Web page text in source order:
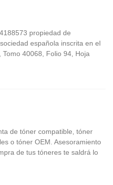
propiedad de
española inscrita en el
40068, Folio 94, Hoja
de tóner compatible, tóner
o tóner OEM. Asesoramiento
de tus tóneres te saldrá lo